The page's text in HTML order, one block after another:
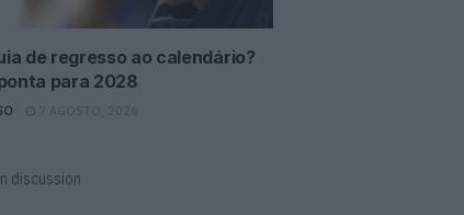
de regresso ao calendário?
para 2028
7 AGOSTO, 2026
discussion